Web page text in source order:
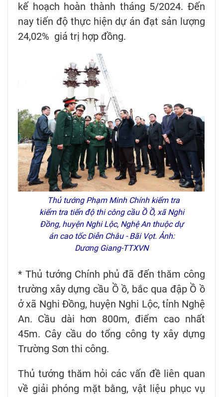
kế hoạch hoàn thành tháng 5/2024. Đến
nay tiến độ thực hiện dự án đạt sản lượng
24,02% giá trị hợp đồng.
Thủ tướng Phạm Minh Chính kiểm tra
kiểm tra tiến độ thi công cầu Ồ Ồ, xã Nghi
Đồng, huyện Nghi Lộc, Nghệ An thuộc dự
án cao tốc Diễn Châu - Bãi Vọt. Ảnh:
Dương Giang-TTXVN
* Thủ tướng Chính phủ đã đến thăm công
trường xây dựng cầu Ồ ồ, bắc qua đập Ồ ồ
ở xã Nghi Đồng, huyện Nghi Lộc, tỉnh Nghệ
An. Cầu dài hơn 800m, điểm cao nhất
45m. Cây cầu do tổng công ty xây dựng
Trường Sơn thi công.
Thủ tướng thăm hỏi các vấn đề liên quan
về giải phóng mặt bằng, vật liệu phục vụ